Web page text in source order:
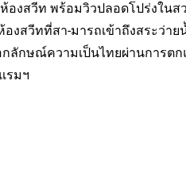
งสวีท พร้อมวิวปลอดโปร่งในส
องสวีทที่สา-มารถเข้าถึงสระว่า
ลักษณ์ความเป็นไทยผ่านการต
รมฯ